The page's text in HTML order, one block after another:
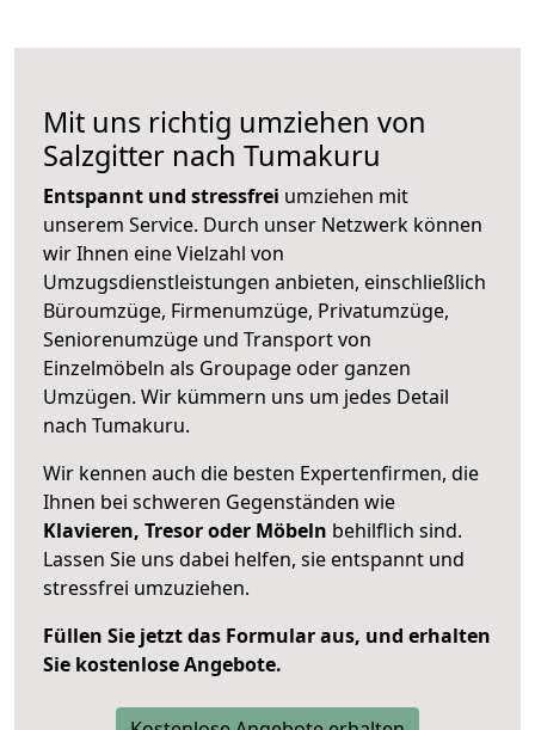
Mit uns richtig umziehen von
Salzgitter nach Tumakuru
Entspannt und stressfrei umziehen mit
unserem Service. Durch unser Netzwerk können
wir Ihnen eine Vielzahl von
Umzugsdienstleistungen anbieten, einschließlich
Büroumzüge, Firmenumzüge, Privatumzüge,
Seniorenumzüge und Transport von
Einzelmöbeln als Groupage oder ganzen
Umzügen. Wir kümmern uns um jedes Detail
nach Tumakuru.
Wir kennen auch die besten Expertenfirmen, die
Ihnen bei schweren Gegenständen wie
Klavieren, Tresor oder Möbeln behilflich sind.
Lassen Sie uns dabei helfen, sie entspannt und
stressfrei umzuziehen.
Füllen Sie jetzt das Formular aus, und erhalten
Sie kostenlose Angebote.